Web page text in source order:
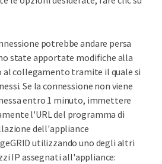
potrebbe andare persa
state apportate modifiche alla
al collegamento tramite il quale si
Se la connessione non viene
entro 1 minuto, immettere
l'URL del programma di
dell'appliance
utilizzando uno degli altri
IP assegnati all'appliance: